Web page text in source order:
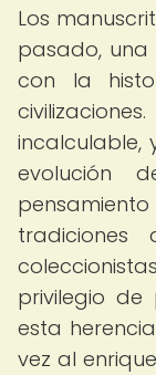
Los
pasado,
con la
incalculable,
evolución
privilegio
esta
vez al